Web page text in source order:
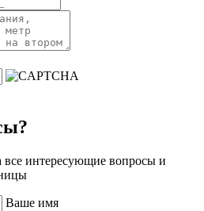
интересующие вопросы и
Ваше имя